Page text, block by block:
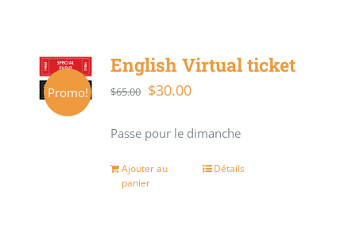
Promo!
English Virtual ticket
$65.00 Le
initial
était :
$65.00.
$30.00Le
actuel
est :
Passe pour le dimanche
Ajouter au
panier
Détails